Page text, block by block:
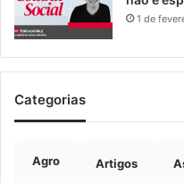
1 de
Categorias
Agro Artigos